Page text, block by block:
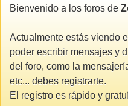
Bienvenido a los foros de
Actualmente estás viendo
poder escribir mensajes y
del foro, como la
etc... debes registrarte.
El registro es rápido y